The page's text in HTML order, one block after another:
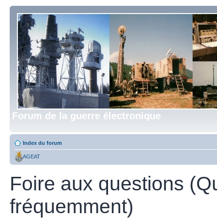
Forum de la guerre électronique
Index du forum
AGEAT
Foire aux questions
fréquemment)